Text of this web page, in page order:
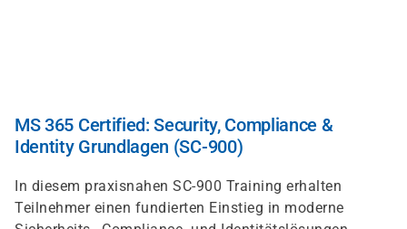
MS 365 Certified: Security, Compliance &
Identity Grundlagen (SC-900)
In diesem praxisnahen SC-900 Training erhalten
Teilnehmer einen fundierten Einstieg in moderne